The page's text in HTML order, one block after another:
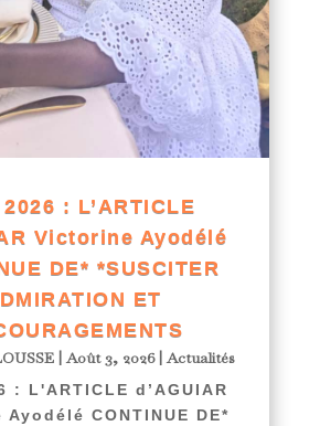
: L’ARTICLE
Victorine Ayodélé
DE* *SUSCITER
ET
|Août 3, 2026|Actualités
: L'ARTICLE d’AGUIAR
CONTINUE DE*